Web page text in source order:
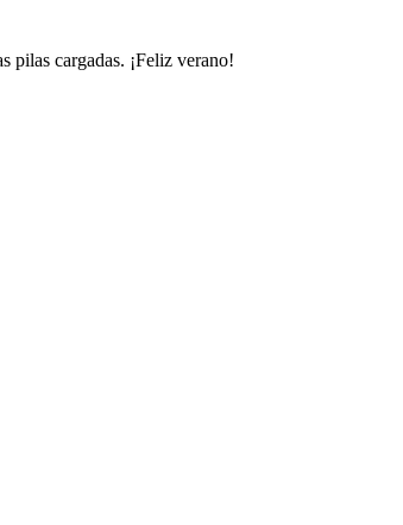
pilas cargadas. ¡Feliz verano!